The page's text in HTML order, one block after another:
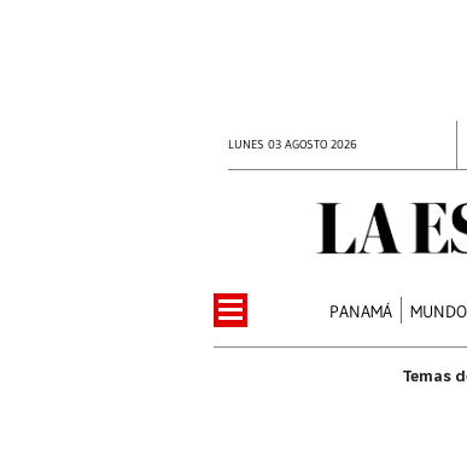
LUNES 03 AGOSTO 2026
PANAMÁ MUNDO